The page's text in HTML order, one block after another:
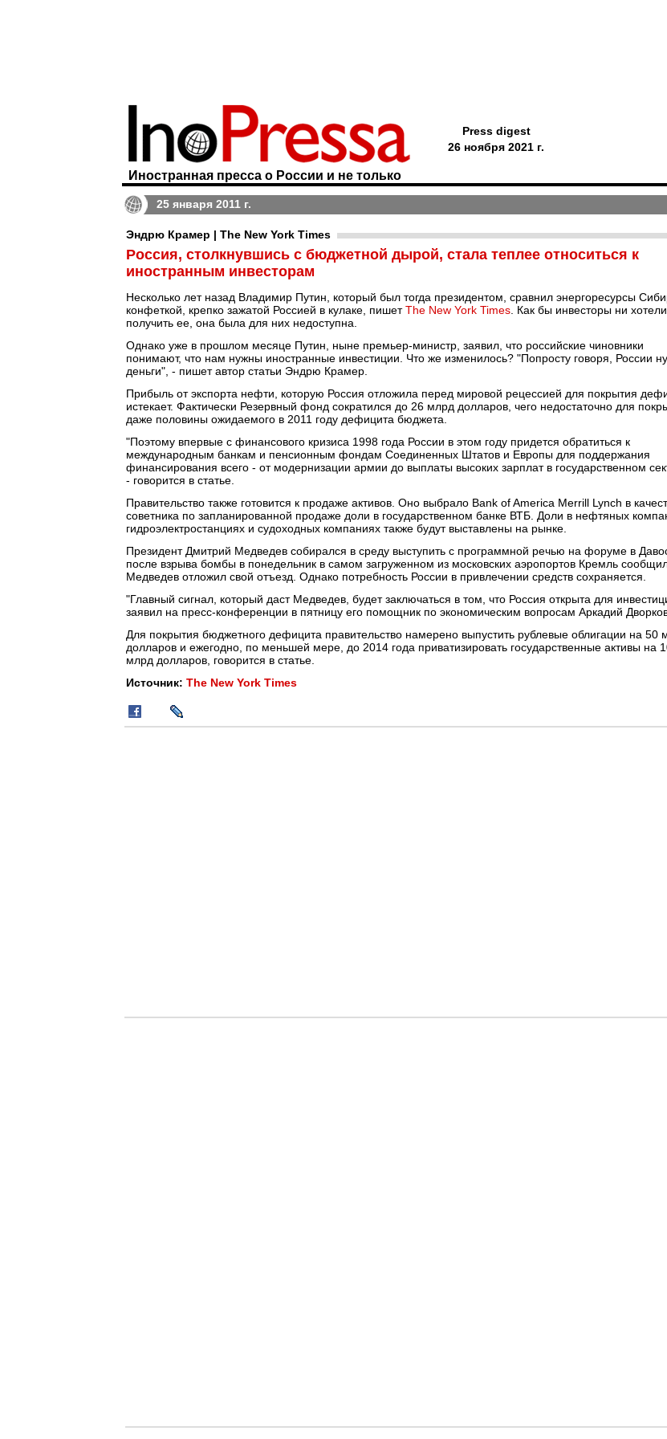
Иностранная пресса о России и не только
Press digest
26 ноября 2021 г.
25 января 2011 г.
Эндрю Крамер | The New York Times
Россия, столкнувшись с бюджетной дырой, стала теплее относиться к
иностранным инвесторам
Несколько лет назад Владимир Путин, который был тогда президентом, сравнил энергоресурсы
конфеткой, крепко зажатой Россией в кулаке, пишетThe New York Times . Как бы инвесторы ни хотели
получить ее, она была для них недоступна.
Однако уже в прошлом месяце Путин, ныне премьер-министр, заявил, что российские чиновники
понимают, что нам нужны иностранные инвестиции. Что же изменилось? "Попросту говоря, России
деньги", - пишет автор статьи Эндрю Крамер.
Прибыль от экспорта нефти, которую Россия отложила перед мировой рецессией для покрытия
истекает. Фактически Резервный фонд сократился до 26 млрд долларов, чего недостаточно для
даже половины ожидаемого в 2011 году дефицита бюджета.
"Поэтому впервые с финансового кризиса 1998 года России в этом году придется обратиться к
международным банкам и пенсионным фондам Соединенных Штатов и Европы для поддержания
финансирования всего - от модернизации армии до выплаты высоких зарплат в государственном
- говорится в статье.
Правительство также готовится к продаже активов. Оно выбрало Bank of America Merrill Lynch в
советника по запланированной продаже доли в государственном банке ВТБ. Доли в нефтяных
гидроэлектростанциях и судоходных компаниях также будут выставлены на рынке.
Президент Дмитрий Медведев собирался в среду выступить с программной речью на форуме в
после взрыва бомбы в понедельник в самом загруженном из московских аэропортов Кремль
Медведев отложил свой отъезд. Однако потребность России в привлечении средств сохраняется.
"Главный сигнал, который даст Медведев, будет заключаться в том, что Россия открыта для
заявил на пресс-конференции в пятницу его помощник по экономическим вопросам Аркадий
Для покрытия бюджетного дефицита правительство намерено выпустить рублевые облигации на 50
долларов и ежегодно, по меньшей мере, до 2014 года приватизировать государственные активы на
млрд долларов, говорится в статье.
Источник: The New York Times